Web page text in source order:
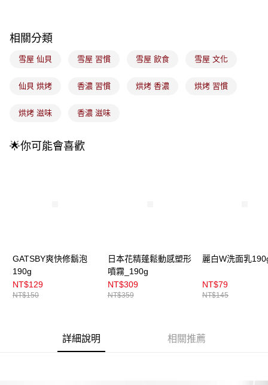
3.實際核准額度、可分期數及費用金額請依後續交易確認頁面所載為準。
4.訂單成立30分鐘內，如未前往確認交易或遇審核未通過，訂單將自動取
消。如遇「轉專審核」未通過狀況，表示未達大哥付你分期系統評分，恕無
1.分期款項不併入電信帳單，「大哥付你分期」於每月結算日後寄送繳費提
2.透過簡訊連結打開帳單後，可選擇「超商條碼／台灣大直營門市／銀行轉
【注意事項】
1.本服務係由「台灣大哥大股份有限公司」（以下簡稱本公司）所提供，讓
全家取貨付款
每筆NT$100，滿NT$899(含以上)免運費
每筆NT$100，滿NT$899(含以上)免運費
7-11取貨付款
付款後7-11取貨
付款後門市自取
每筆NT$100，滿NT$399(含以上)免運費
相關分類
雪屋 仙貝 雪屋 習慣 雪屋 飲食 雪屋 文化
仙貝 烘烤 香濃 習慣 烘烤 香濃 烘烤 習慣
烘烤 滋味 香濃 滋味
🌟你可能會喜歡
GATSBY爽快修鬍泡
190g
NT$129
NT$150
日本花精蓬鬆動感塑形
噴霧_190g
NT$309
NT$359
麗白W洗面乳
NT$79
NT$145
詳細說明 相關推薦